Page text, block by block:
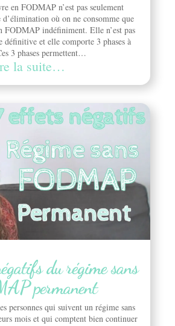
en FODMAP n’est pas seulement
d’élimination où on ne consomme que
FODMAP indéfiniment. Elle n’est pas
et elle comporte 3 phases à
3 phases permettent…
la suite…
du régime sans
permanent
personnes qui suivent un régime sans
mois et qui comptent bien continuer